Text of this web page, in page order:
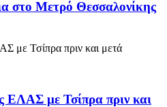
στο Μετρό Θεσσαλονίκης
με Τσίπρα πριν και